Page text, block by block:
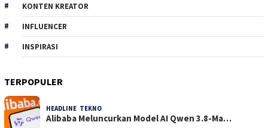
KONTEN KREATOR
INFLUENCER
INSPIRASI
TERPOPULER
HEADLINE TEKNO
Alibaba Meluncurkan Model AI Qwen 3.8-Ma…